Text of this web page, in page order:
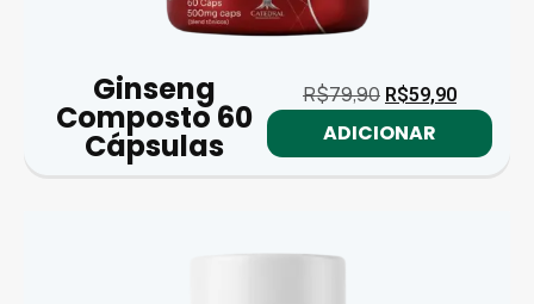
Ginseng
Composto 60
Cápsulas ADICIONAR
R$79,90 R$59,90